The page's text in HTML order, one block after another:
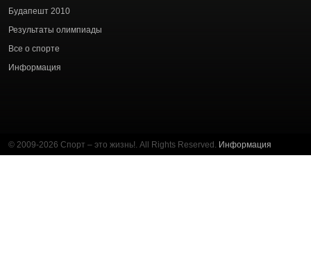
Будапешт 2010
Результаты олимпиады
Все о спорте
Информация
© 2009-2026 Спорт – это жизнь!. All Rights Reserved. Информация